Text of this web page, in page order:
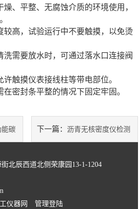
、平整、无腐蚀介质的环境使用，
较高，试验运行中不要触摸，以免烫
洗需要放水时，可通过落水口连接阀
触摸仪表接线柱等带电部位。
密封条平整的情况下固定牢固。
能碳 下一篇： 沥青无核密度仪检测
北辰西道北侧荣康园13-1-1204
仪器网 管理登陆